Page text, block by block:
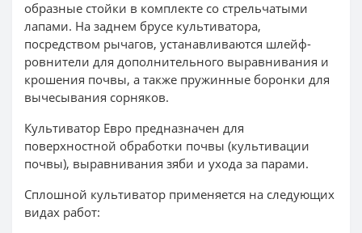
образные стойки в комплекте со стрельчатыми
лапами. На заднем брусе культиватора,
посредством рычагов, устанавливаются шлейф-
ровнители для дополнительного выравнивания и
крошения почвы, а также пружинные боронки для
вычесывания сорняков.
Культиватор Евро предназначен для
поверхностной обработки почвы (культивации
почвы), выравнивания зяби и ухода за парами.
Сплошной культиватор применяется на следующих
видах работ: